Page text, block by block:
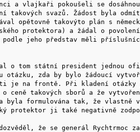
a vlajkaři pokoušeli se
takových svazů. Žádost byla
opětovně takovýto plán s
protektora) a žádal o
podle jeho představ měli
o tom státní president jednou
otázku, zda by bylo žádoucí
je na frontě. Při kladení otázky
ceně takových sborů a že
formulována tak, že vlastně
protektor ji také negativně
že se generál Rychtrmoc